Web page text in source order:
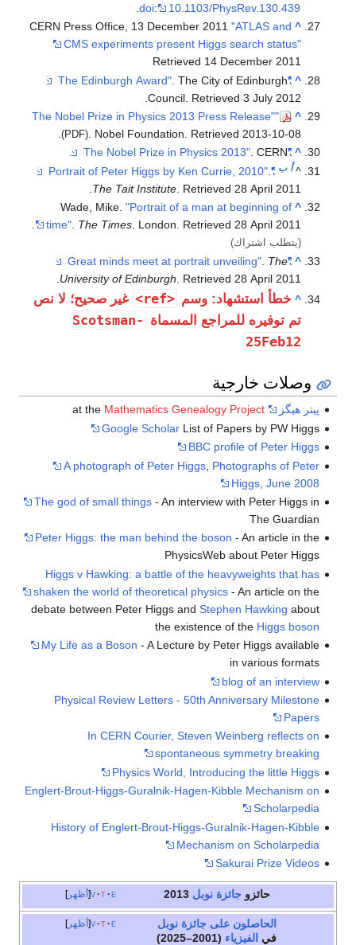
doi: 10.1103/PhysRev.130.439
.
^
CERN Press Office, 13 December 2011"ATLAS and
CMS experiments present Higgs search status"
Retrieved 14 December 2011
^
"The Edinburgh Award"
. The City of Edinburgh
Council . Retrieved3 July 2012
.
^
"The Nobel Prize in Physics 2013 Press Release"
(PDF) . Nobel Foundation . Retrieved 2013-10-08
.
^
"The Nobel Prize in Physics 2013"
. CERN.
^أ ب "Portrait of Peter Higgs by Ken Currie, 2010"
.
The Tait Institute . Retrieved 28 April 2011
^
Wade, Mike."Portrait of a man at beginning of
time" The Times . London . Retrieved 28 April 2011
(يتطلب اشتراك)
^
"Great minds meet at portrait unveiling"
The
University of Edinburgh . Retrieved 28 April 2011
^ خطأ استشهاد: وسم <ref>
غير صحيح؛ لا نص
تم توفيره للمراجع المسماة Scotsman-
25Feb12
وصلات خارجية
پيتر هيگز at the
Mathematics Genealogy Project
Google ScholarList of Papers by PW Higgs
BBC profile of Peter Higgs
A photograph of Peter Higgs, Photographs of Peter
Higgs, June 2008
The god of small things- An interview with Peter Higgs in
The Guardian
Peter Higgs: the man behind the boson - An article in the
PhysicsWeb about Peter Higgs
Higgs v Hawking: a battle of the heavyweights that has
shaken the world of theoretical physics- An article on the
debate between Peter Higgs and Stephen Hawking about
the existence of the Higgs boson
My Life as a Boson - A Lecture by Peter Higgs available
in various formats
blog of an interview
Physical Review Letters - 50th Anniversary Milestone
Papers
In CERN Courier, Steven Weinberg reflects on
spontaneous symmetry breaking
Physics World, Introducing the little Higgs
Englert-Brout-Higgs-Guralnik-Hagen-Kibble Mechanism on
Scholarpedia
History of Englert-Brout-Higgs-Guralnik-Hagen-Kibble
Mechanism on Scholarpedia
Sakurai Prize Videos
أظهر v t e حائزوجائزة نوبل 2013
أظهر v t e
الحاصلون على جائزة نوبل
في الفيزياء (2001–2025)